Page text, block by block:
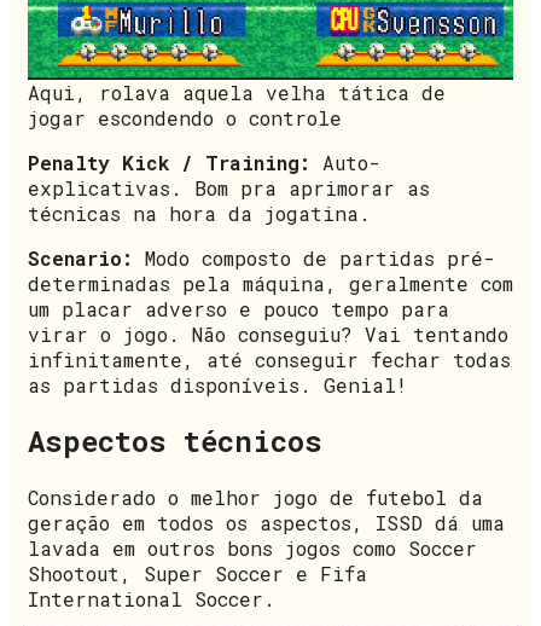
Aqui, rolava aquela velha tática de
jogar escondendo o controle
Penalty Kick / Training:
Auto-
explicativas. Bom pra aprimorar as
técnicas na hora da jogatina.
Scenario:
Modo composto de partidas pré-
determinadas pela máquina, geralmente com
um placar adverso e pouco tempo para
virar o jogo. Não conseguiu? Vai tentando
infinitamente, até conseguir fechar todas
as partidas disponíveis. Genial!
Aspectos técnicos
Considerado o melhor jogo de futebol da
geração em todos os aspectos, ISSD dá uma
lavada em outros bons jogos como Soccer
Shootout, Super Soccer e Fifa
International Soccer.